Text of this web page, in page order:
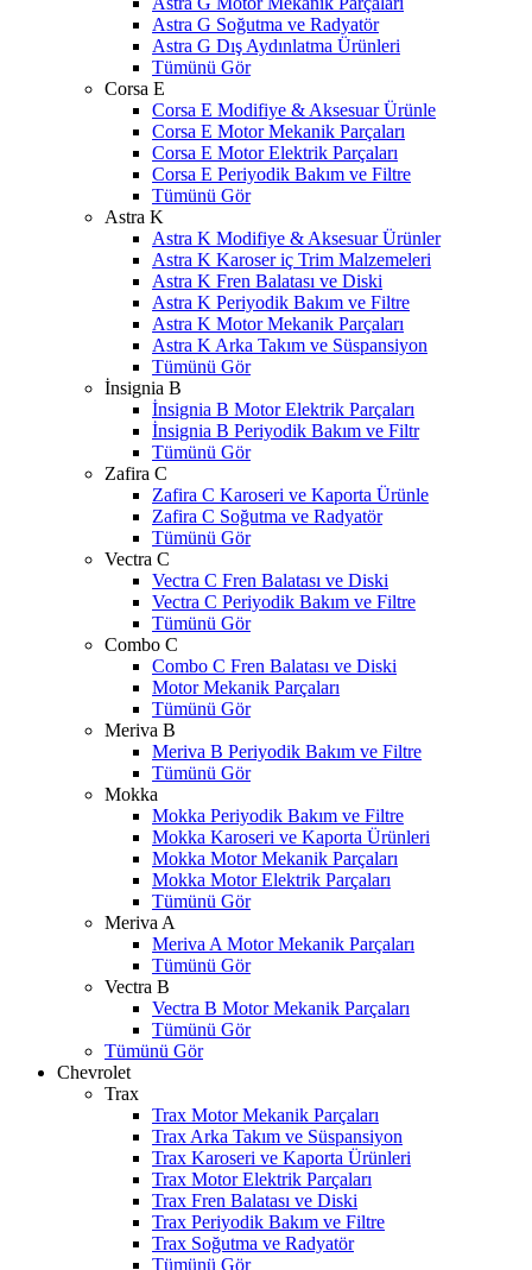
Astra G Soğutma ve Radyatör
Astra G Dış Aydınlatma Ürünleri
Tümünü Gör
Corsa E
Corsa E Modifiye & Aksesuar Ürünle
Corsa E Motor Mekanik Parçaları
Corsa E Motor Elektrik Parçaları
Corsa E Periyodik Bakım ve Filtre
Tümünü Gör
Astra K
Astra K Modifiye & Aksesuar Ürünler
Astra K Karoser iç Trim Malzemeleri
Astra K Fren Balatası ve Diski
Astra K Periyodik Bakım ve Filtre
Astra K Motor Mekanik Parçaları
Astra K Arka Takım ve Süspansiyon
Tümünü Gör
İnsignia B
İnsignia B Motor Elektrik Parçaları
İnsignia B Periyodik Bakım ve Filtr
Tümünü Gör
Zafira C
Zafira C Karoseri ve Kaporta Ürünle
Zafira C Soğutma ve Radyatör
Tümünü Gör
Vectra C
Vectra C Fren Balatası ve Diski
Vectra C Periyodik Bakım ve Filtre
Tümünü Gör
Combo C
Combo C Fren Balatası ve Diski
Motor Mekanik Parçaları
Tümünü Gör
Meriva B
Meriva B Periyodik Bakım ve Filtre
Tümünü Gör
Mokka
Mokka Periyodik Bakım ve Filtre
Mokka Karoseri ve Kaporta Ürünleri
Mokka Motor Mekanik Parçaları
Mokka Motor Elektrik Parçaları
Tümünü Gör
Meriva A
Meriva A Motor Mekanik Parçaları
Tümünü Gör
Vectra B
Vectra B Motor Mekanik Parçaları
Tümünü Gör
Tümünü Gör
Chevrolet
Trax
Trax Motor Mekanik Parçaları
Trax Arka Takım ve Süspansiyon
Trax Karoseri ve Kaporta Ürünleri
Trax Motor Elektrik Parçaları
Trax Fren Balatası ve Diski
Trax Periyodik Bakım ve Filtre
Trax Soğutma ve Radyatör
Tümünü Gör